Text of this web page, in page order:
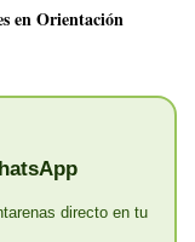
en Orientación
directo en tu